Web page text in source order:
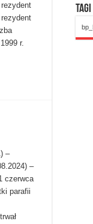
r.
–
–
czerwca
parafii
Tagi